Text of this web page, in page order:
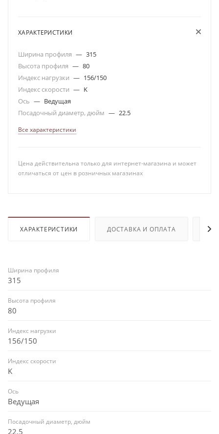
ХАРАКТЕРИСТИКИ
Ширина профиля — 315
Высота профиля — 80
Индекс нагрузки — 156/150
Индекс скорости — K
Ось — Ведущая
Посадочный диаметр, дюйм — 22.5
Все характеристики
Цена действительна только для интернет-магазина и может
отличаться от цен в розничных магазинах
ХАРАКТЕРИСТИКИ ДОСТАВКА И ОПЛАТА
Ширина профиля
315
Высота профиля
80
Индекс нагрузки
156/150
Индекс скорости
K
Ось
Ведущая
Посадочный диаметр, дюйм
22.5